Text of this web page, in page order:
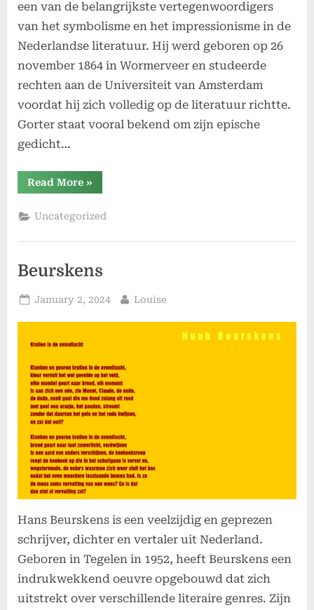
een van de belangrijkste vertegenwoordigers
van het symbolisme en het impressionisme in de
Nederlandse literatuur. Hij werd geboren op 26
november 1864 in Wormerveer en studeerde
rechten aan de Universiteit van Amsterdam
voordat hij zich volledig op de literatuur richtte.
Gorter staat vooral bekend om zijn epische
gedicht…
Read More“Gorter”
»
Uncategorized
Beurskens
Posted
January 2, 2024 By
Louise
Hans Beurskens is een veelzijdig en geprezen
schrijver, dichter en vertaler uit Nederland.
Geboren in Tegelen in 1952, heeft Beurskens een
indrukwekkend oeuvre opgebouwd dat zich
uitstrekt over verschillende literaire genres. Zijn